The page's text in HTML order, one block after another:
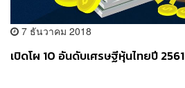
7 ธันวาคม 2018
เปิดโผ 10 อันดับเศรษฐีหุ้นไทยปี 2561